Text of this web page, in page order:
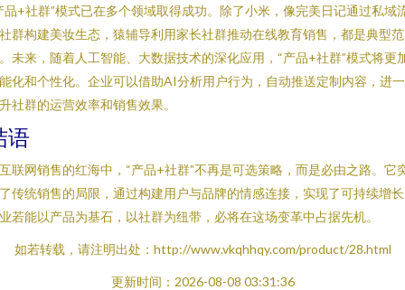
品+社群”模式已在多个领域取得成功。除了小米，像完美日记通过私域
群构建美妆生态，猿辅导利用家长社群推动在线教育销售，都是典型范
未来，随着人工智能、大数据技术的深化应用，“产品+社群”模式将更
化和个性化。企业可以借助AI分析用户行为，自动推送定制内容，进
社群的运营效率和销售效果。
语
联网销售的红海中，“产品+社群”不再是可选策略，而是必由之路。它
传统销售的局限，通过构建用户与品牌的情感连接，实现了可持续增
若能以产品为基石，以社群为纽带，必将在这场变革中占据先机。
如若转载，请注明出处：http://www.vkqhhqy.com/product/28.html
更新时间：2026-08-08 03:31:36